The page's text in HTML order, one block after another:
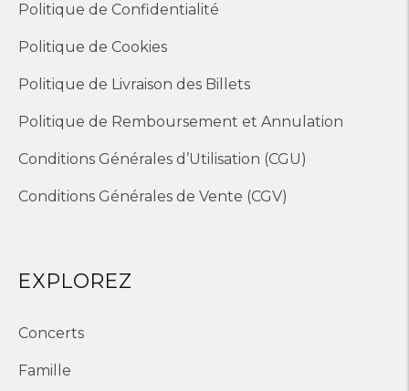
Politique de Confidentialité
Politique de Cookies
Politique de Livraison des Billets
Politique de Remboursement et Annulation
Conditions Générales d’Utilisation (CGU)
Conditions Générales de Vente (CGV)
EXPLOREZ
Concerts
Famille